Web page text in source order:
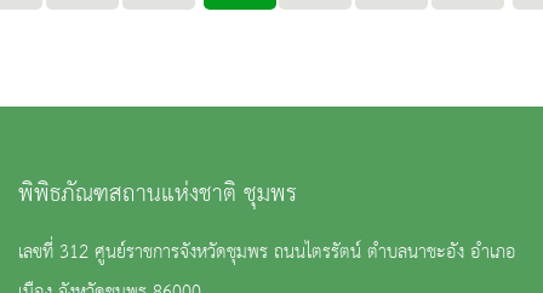
พิพิธภัณฑสถานแห่งชาติ ชุมพร
เลขที่ 312 ศูนย์ราชการจังหวัดชุมพร ถนนไตรรัตน์ ตำบลนาชะอัง อำเภอ